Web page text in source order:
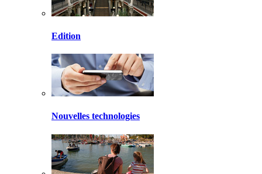
Edition
Nouvelles technologies